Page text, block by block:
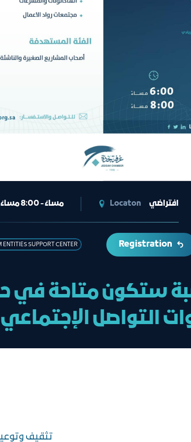
6:00 مساءً - 8:00 مساءً Locaton افتراضي
SUPPORT CENTER Registration
ستكون متاحة في